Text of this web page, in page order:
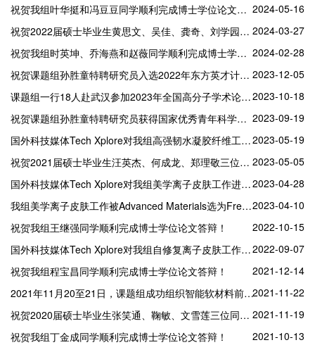
祝贺我组叶华挺和冯豆豆同学顺利完成博士学位论文答辩！ 2024-05-16
祝贺2022届硕士毕业生黄思文、吴佳、龚奇、刘学园、田志龙五位同学获东华大学2023年度优秀研究生学位论文！ 2024-03-27
祝贺我组时英坤、乔海燕和赵薇同学顺利完成博士学位论文答辩！ 2024-02-28
祝贺课题组孙胜童特聘研究员入选2022年东方英才计划青年项目（上海市青年拔尖人才）！ 2023-12-05
课题组一行18人赴武汉参加2023年全国高分子学术论文报告会2023-10-18
祝贺课题组孙胜童特聘研究员获得国家优秀青年科学基金资助！ 2023-09-19
国外科技媒体Tech Xplore对我组高强韧水凝胶纤维工作进行精选报道2023-05-19
祝贺2021届硕士毕业生汪英杰、何成龙、郑理敬三位同学获东华大学2022年度优秀研究生学位论文！ 2023-05-05
国外科技媒体Tech Xplore对我组美学离子皮肤工作进行精选报道2023-04-28
我组美学离子皮肤工作被Advanced Materials选为Free Access2023-04-10
祝贺我组王继强同学顺利完成博士学位论文答辩！
2022-10-15
国外科技媒体Tech Xplore对我组自修复离子皮肤工作进行精选报道2022-09-07
祝贺我组程宝昌同学顺利完成博士学位论文答辩！
2021-12-14
2021年11月20至21日，课题组成功组织智能软材料前沿学术研讨会（线上）2021-11-22
祝贺2020届硕士毕业生张笑通、鞠敏、文雪莲三位同学获东华大学2021年度优秀研究生学位论文！ 2021-11-19
祝贺我组丁金成同学顺利完成博士学位论文答辩！
2021-10-13